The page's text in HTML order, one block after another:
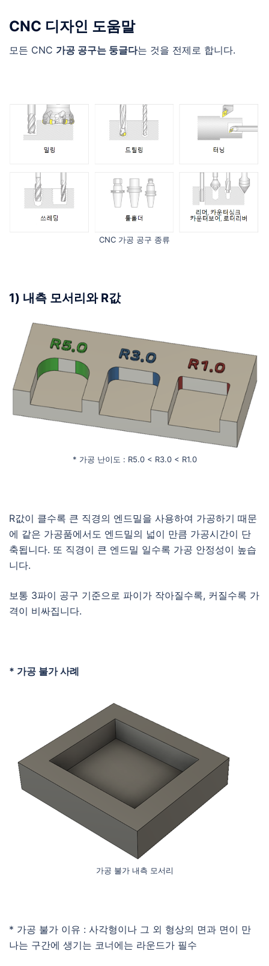
CNC 디자인 도움말
모든 CNC 가공 공구는 둥글다는 것을 전제로 합니다​.
CNC 가공 공구 종류
1) 내측 모서리와 R값
* 가공 난이도 : R5.0 < R3.0 < R1.0
R값이 클수록 큰 직경의 엔드밀을 사용하여 가공하기 때문
에 같은 가공품에서도 엔드밀의 넓이 만큼 가공시간이 단
축됩니다. 또 직경이 큰 엔드밀 일수록 가공 안정성이 높습
니다.
보통 3파이 공구 기준으로 파이가 작아질수록, 커질수록 가
격이 비싸집니다.
* 가공 불가 사례
가공 불가 내측 모서리
* 가공 불가 이유 : 사각형이나 그 외 형상의 면과 면이 만
나는 구간에 생기는 코너에는 라운드가 필수